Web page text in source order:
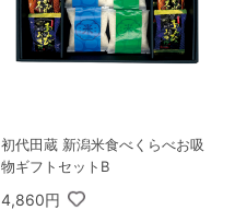
初代田蔵 新潟米食べくらべお吸
物ギフトセットB
4,860円